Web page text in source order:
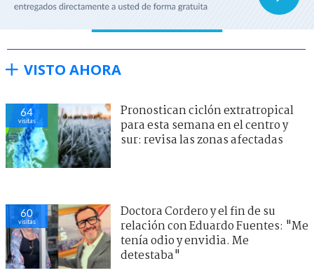
VISTO AHORA
64
visitas
Pronostican ciclón extratropical
para esta semana en el centro y
sur: revisa las zonas afectadas
60
visitas
Doctora Cordero y el fin de su
relación con Eduardo Fuentes: "Me
tenía odio y envidia. Me
detestaba"